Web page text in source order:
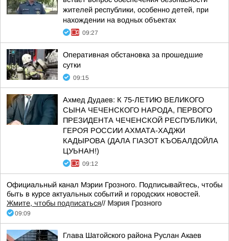
жителей республики, особенно детей, при
нахождении на водных объектах
09:27
Оперативная обстановка за прошедшие
сутки
09:15
Ахмед Дудаев: К 75-ЛЕТИЮ ВЕЛИКОГО
СЫНА ЧЕЧЕНСКОГО НАРОДА, ПЕРВОГО
ПРЕЗИДЕНТА ЧЕЧЕНСКОЙ РЕСПУБЛИКИ,
ГЕРОЯ РОССИИ АХМАТА-ХАДЖИ
КАДЫРОВА (ДАЛА ГIАЗОТ КЪОБАЛДОЙЛА
ЦУЬНАН!)
09:12
Официальный канал Мэрии Грозного. Подписывайтесь, чтобы
быть в курсе актуальных событий и городских новостей.
Жмите, чтобы подписаться// Мэрия Грозного
09:09
Глава Шатойского района Руслан Акаев